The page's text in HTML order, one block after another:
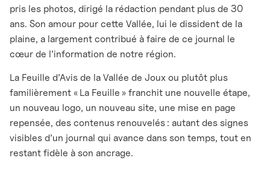
pris les photos, dirigé la rédaction pendant plus de 30
ans. Son amour pour cette Vallée, lui le dissident de la
plaine, a largement contribué à faire de ce journal le
cœur de l’information de notre région.
La Feuille d’Avis de la Vallée de Joux ou plutôt plus
familièrement « La Feuille » franchit une nouvelle étape,
un nouveau logo, un nouveau site, une mise en page
repensée, des contenus renouvelés : autant des signes
visibles d’un journal qui avance dans son temps, tout en
restant fidèle à son ancrage.